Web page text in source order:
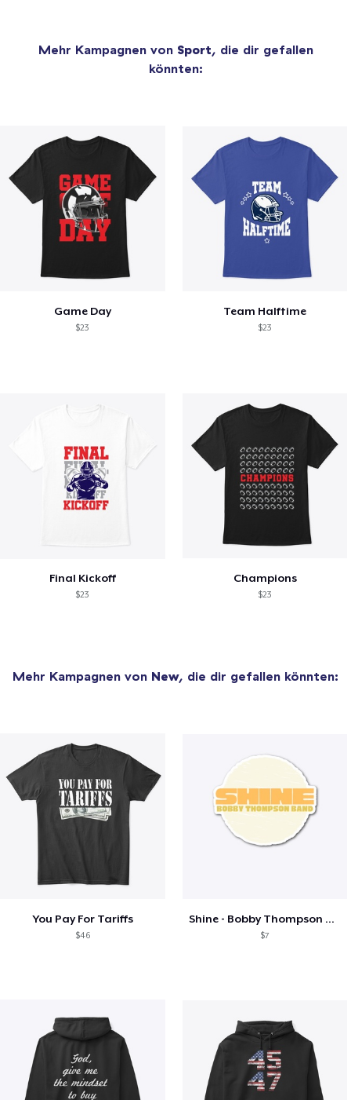
Mehr Kampagnen von Sport, die dir gefallen
könnten:
Game Day
$23
Team Halftime
$23
Final Kickoff
$23
Champions
$23
Mehr Kampagnen von New, die dir gefallen könnten:
You Pay For Tariffs
$46
Shine - Bobby Thompson Band Merch
$7